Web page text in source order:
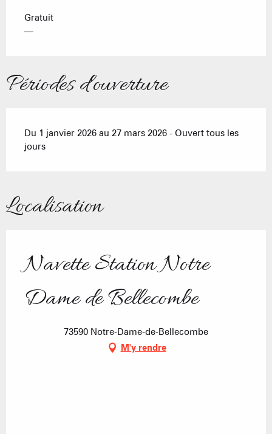
Gratuit
—
Périodes d'ouverture
Du 1 janvier 2026 au 27 mars 2026 - Ouvert tous les
jours
Localisation
Navette Station Notre
Dame de Bellecombe
73590 Notre-Dame-de-Bellecombe
M'y rendre